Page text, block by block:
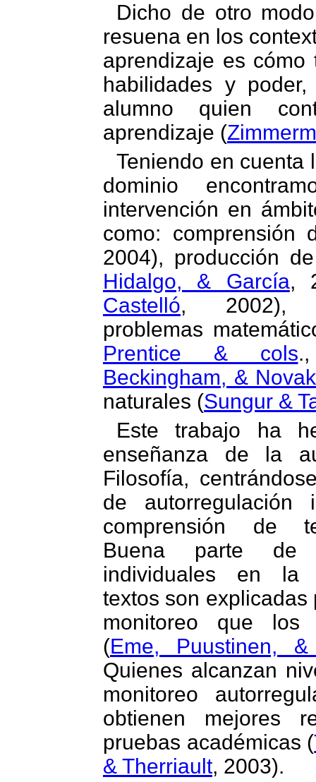
Dicho de otro
resuena en los
aprendizaje es cómo
habilidades y
alumno quien
aprendizaje (
Teniendo en cuenta
dominio
intervención en
como: comprensión
2004), producción
Hidalgo, & García,
Castelló, 2002),
problemas
Prentice & cols
Beckingham, & Novak
naturales (Sungur &
Este trabajo ha
enseñanza de la
Filosofía,
de autorregulación
comprensión de
Buena parte de
individuales en la
textos son
monitoreo que los
(Eme, Puustinen, &
Quienes alcanzan
monitoreo
obtienen mejores
pruebas académicas (
& Therriault, 2003).